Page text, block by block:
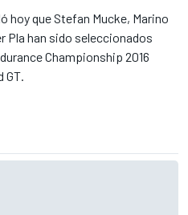
hoy que Stefan Mucke, Marino
Pla han sido seleccionados
Championship 2016